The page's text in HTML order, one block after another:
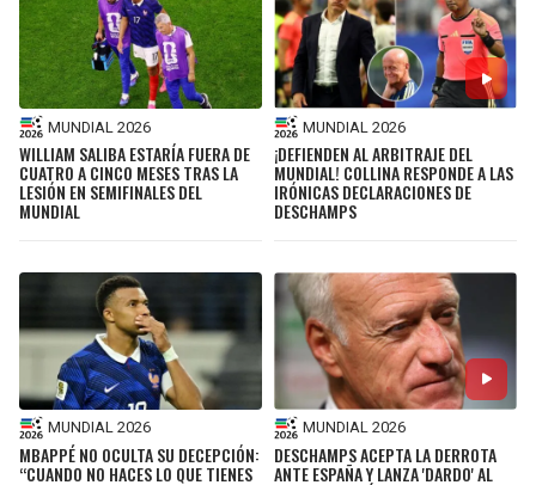
MUNDIAL 2026
WILLIAM SALIBA ESTARÍA FUERA DE
CUATRO A CINCO MESES TRAS LA
LESIÓN EN SEMIFINALES DEL
MUNDIAL
MUNDIAL 2026
¡DEFIENDEN AL ARBITRAJE DEL
MUNDIAL! COLLINA RESPONDE A LAS
IRÓNICAS DECLARACIONES DE
DESCHAMPS
MUNDIAL 2026
MBAPPÉ NO OCULTA SU DECEPCIÓN:
“CUANDO NO HACES LO QUE TIENES
MUNDIAL 2026
DESCHAMPS ACEPTA LA DERROTA
ANTE ESPAÑA Y LANZA 'DARDO' AL